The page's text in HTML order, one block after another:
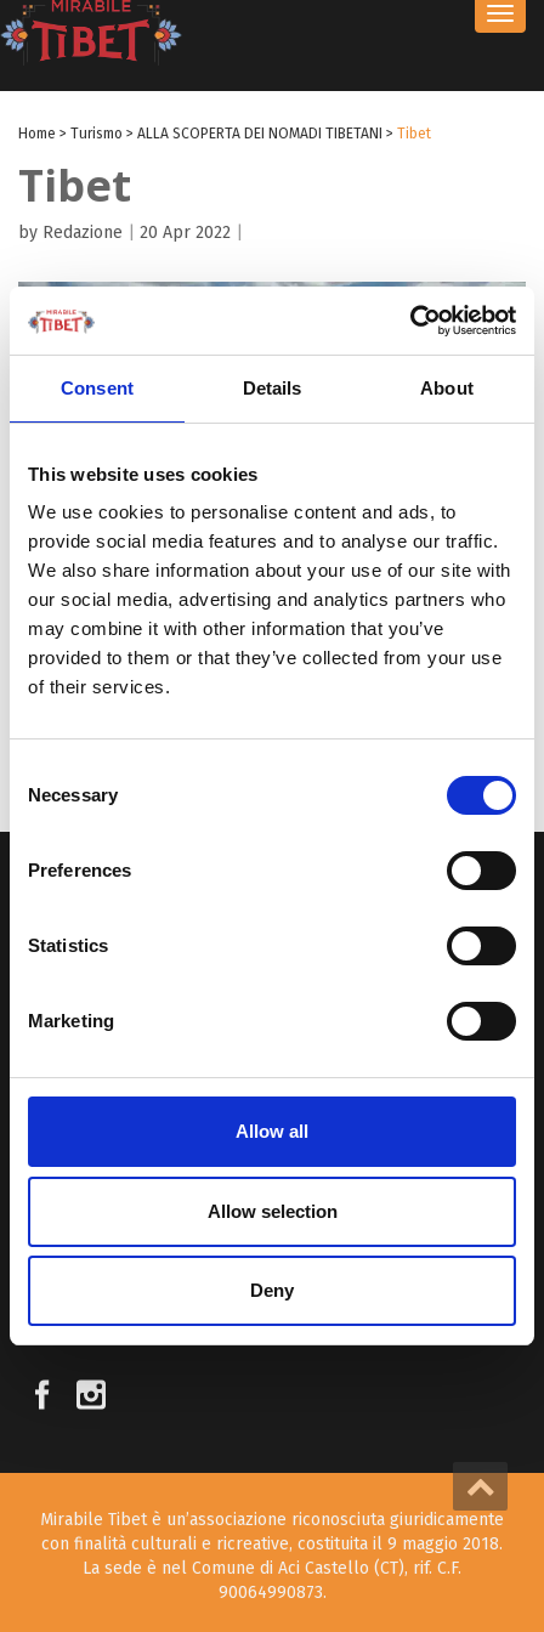
Consent Details About
This website uses cookies
We use cookies to personalise content and ads, to
provide social media features and to analyse our traffic.
We also share information about your use of our site with
our social media, advertising and analytics partners who
may combine it with other information that you’ve
provided to them or that they’ve collected from your use
of their services.
Selection
Necessary
Preferences
Statistics
Marketing
Allow all
Allow selection
Deny
Home > Turismo > ALLA SCOPERTA DEI NOMADI TIBETANI > Tibet
Tibet
by Redazione 20 Apr 2022
©Kefin Frayer
Una comunità di appassionati della cultura tibetana che hanno
Una regione affascinante, densa di spiritualità che con i suoi
Attraverso i nostri contributi cercheremo agevolare la conoscenza
della cultura, della storia e della religione del paese e rendere più
vicina la possibilità per chiunque voglia – almeno una volta nella vita
– visitare il “Tetto del Mondo”.
SEGUICI SUI NOSTRI SOCIAL
Mirabile Tibet è un’associazione riconosciuta giuridicamente
con finalità culturali e ricreative, costituita il 9 maggio 2018.
La sede è nel Comune di Aci Castello (CT), rif. C.F.
90064990873.